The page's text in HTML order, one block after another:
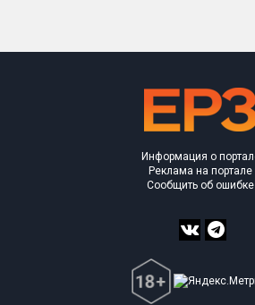
Информация о портале
Реклама на портале